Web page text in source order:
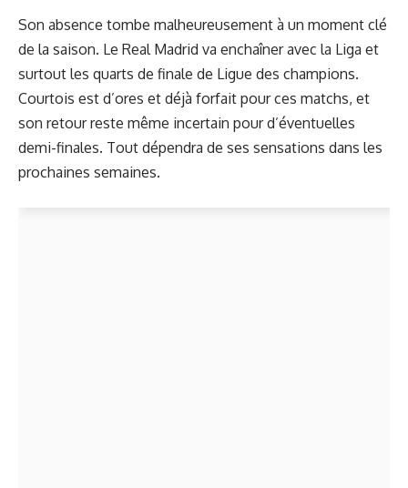
Son absence tombe malheureusement à un moment clé
de la saison. Le Real Madrid va enchaîner avec la Liga et
surtout les quarts de finale de Ligue des champions.
Courtois est d’ores et déjà forfait pour ces matchs, et
son retour reste même incertain pour d’éventuelles
demi-finales. Tout dépendra de ses sensations dans les
prochaines semaines.